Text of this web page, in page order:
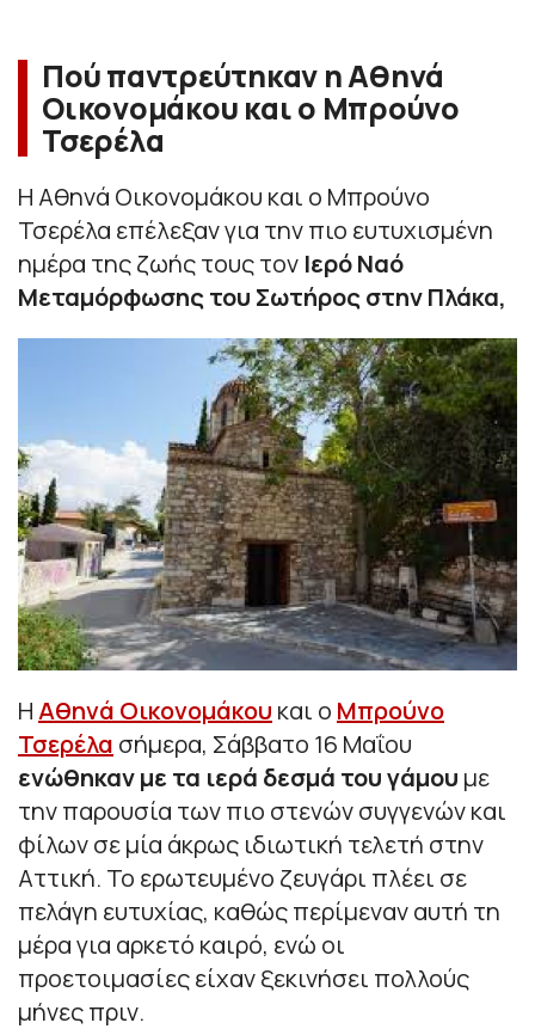
Πού παντρεύτηκαν η Αθηνά
Οικονομάκου και ο Μπρούνο
Τσερέλα
Η Αθηνά Οικονομάκου και ο Μπρούνο
Τσερέλα επέλεξαν για την πιο ευτυχισμένη
ημέρα της ζωής τους τον Ιερό Ναό
Μεταμόρφωσης του Σωτήρος στην Πλάκα,
ΗΑθηνά Οικονομάκου και ο Μπρούνο
Τσερέλα σήμερα, Σάββατο 16 Μαΐου
ενώθηκαν με τα ιερά δεσμά του γάμου με
την παρουσία των πιο στενών συγγενών και
φίλων σε μία άκρως ιδιωτική τελετή στην
Αττική. Το ερωτευμένο ζευγάρι πλέει σε
πελάγη ευτυχίας, καθώς περίμεναν αυτή τη
μέρα για αρκετό καιρό, ενώ οι
προετοιμασίες είχαν ξεκινήσει πολλούς
μήνες πριν.